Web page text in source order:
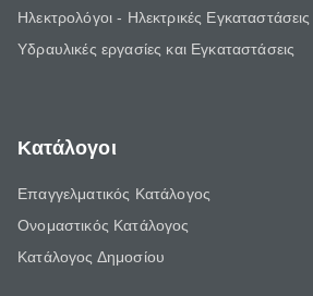
Ηλεκτρολόγοι - Ηλεκτρικές Εγκαταστάσεις
Υδραυλικές εργασίες και Εγκαταστάσεις
Κατάλογοι
Επαγγελματικός Κατάλογος
Ονομαστικός Κατάλογος
Κατάλογος Δημοσίου